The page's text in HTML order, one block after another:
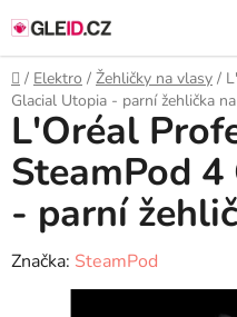
na
obsah
Domů
/ Elektro / Žehličky na vlasy /
Glacial Utopia - parní žehlička
L'Oréal
SteamPod
- parní
Značka: SteamPod